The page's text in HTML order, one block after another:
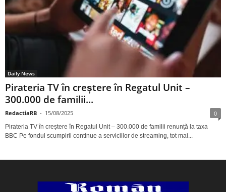
Daily News
Pirateria TV în creștere în Regatul Unit –
300.000 de familii...
RedactiaRB - 15/08/2025 0
Pirateria TV în creștere în Regatul Unit – 300.000 de familii renunță la taxa
BBC Pe fondul scumpirii continue a serviciilor de streaming, tot mai...